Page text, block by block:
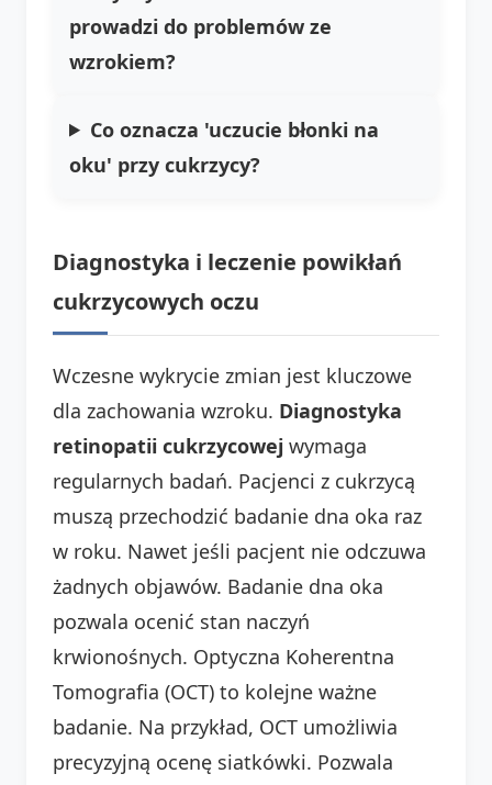
prowadzi do problemów ze
wzrokiem?
Co oznacza 'uczucie błonki na
oku' przy cukrzycy?
Diagnostyka i leczenie powikłań
cukrzycowych oczu
Wczesne wykrycie zmian jest kluczowe
dla zachowania wzroku. Diagnostyka
retinopatii cukrzycowej wymaga
regularnych badań. Pacjenci z cukrzycą
muszą przechodzić badanie dna oka raz
w roku. Nawet jeśli pacjent nie odczuwa
żadnych objawów. Badanie dna oka
pozwala ocenić stan naczyń
krwionośnych. Optyczna Koherentna
Tomografia (OCT) to kolejne ważne
badanie. Na przykład, OCT umożliwia
precyzyjną ocenę siatkówki. Pozwala